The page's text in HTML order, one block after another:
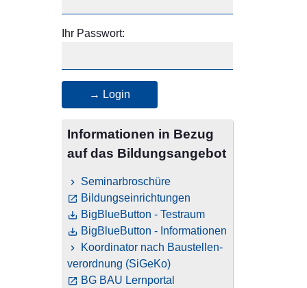
Ihr Passwort:
→ Login
Informationen in Bezug
auf das Bildungsangebot
Seminarbroschüre
Bildungseinrichtungen
BigBlueButton - Testraum
BigBlueButton - Informationen
Koordinator nach Baustellen­
verordnung (SiGeKo)
BG BAU Lernportal